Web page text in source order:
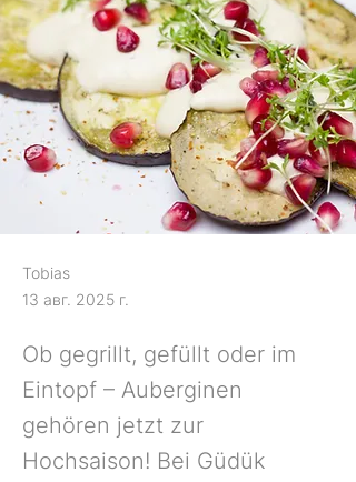
Tobias
13 авг. 2025 г.
Ob gegrillt, gefüllt oder im
Eintopf – Auberginen
gehören jetzt zur
Hochsaison! Bei Güdük